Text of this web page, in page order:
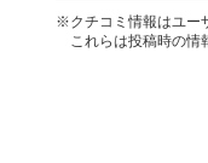
※クチコミ情報はユー
これらは投稿時の情